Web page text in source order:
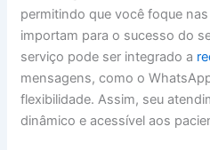
permitindo que você foque
importam para o sucesso do
serviço pode ser integrado a
mensagens, como o
flexibilidade. Assim, seu
dinâmico e acessível aos